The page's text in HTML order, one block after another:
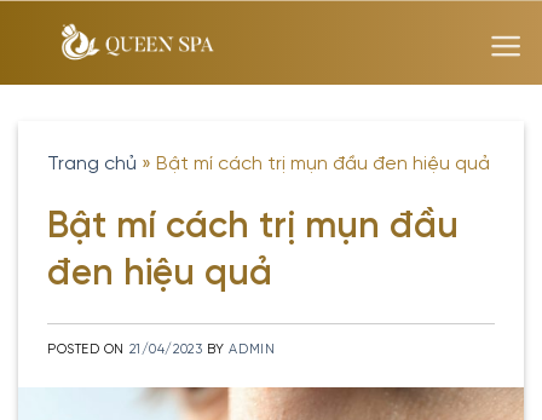
Trang chủ » Bật mí cách trị mụn đầu đen hiệu quả
Bật mí cách trị mụn đầu
đen hiệu quả
POSTED ON 21/04/2023 BYADMIN